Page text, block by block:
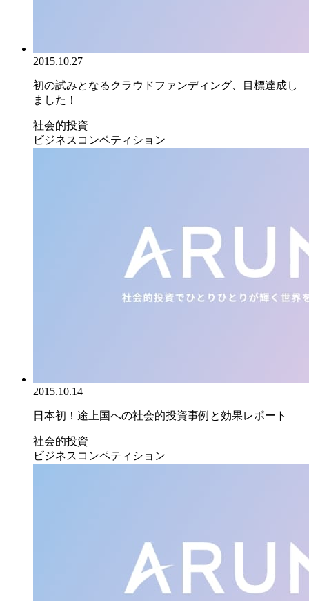
2015.10.27
初の試みとなるクラウドファンディング、目標達成し
ました！
社会的投資
ビジネスコンペティション
2015.10.14
日本初！途上国への社会的投資事例と効果レポート
社会的投資
ビジネスコンペティション